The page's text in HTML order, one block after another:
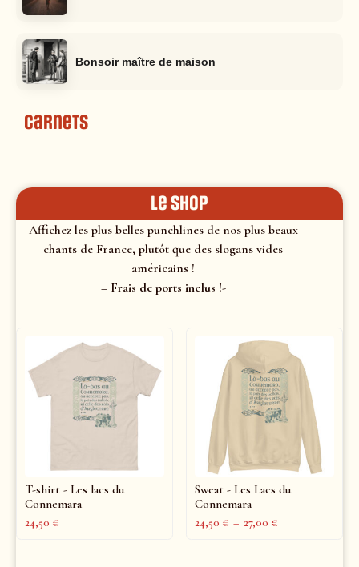
Bonsoir maître de maison
Carnets
le shop
Affichez les plus belles punchlines de nos plus beaux
chants de France, plutôt que des slogans vides
américains !
– Frais de ports inclus !-
T-shirt - Les lacs du
Connemara
24,50 €
Sweat - Les Lacs du
Connemara
24,50 € – 27,00 €